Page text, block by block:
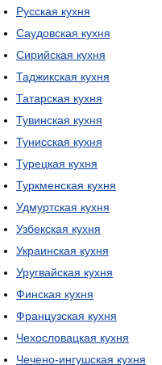
Русская кухня
Саудовская кухня
Сирийская кухня
Таджикская кухня
Татарская кухня
Тувинская кухня
Тунисская кухня
Турецкая кухня
Туркменская кухня
Удмуртская кухня
Узбекская кухня
Украинская кухня
Уругвайская кухня
Финская кухня
Французская кухня
Чехословацкая кухня
Чечено-ингушская кухня